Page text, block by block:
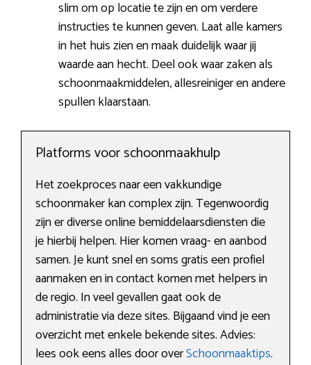
slim om op locatie te zijn en om verdere
instructies te kunnen geven. Laat alle kamers
in het huis zien en maak duidelijk waar jij
waarde aan hecht. Deel ook waar zaken als
schoonmaakmiddelen, allesreiniger en andere
spullen klaarstaan.
Platforms voor schoonmaakhulp
Het zoekproces naar een vakkundige
schoonmaker kan complex zijn. Tegenwoordig
zijn er diverse online bemiddelaarsdiensten die
je hierbij helpen. Hier komen vraag- en aanbod
samen. Je kunt snel en soms gratis een profiel
aanmaken en in contact komen met helpers in
de regio. In veel gevallen gaat ook de
administratie via deze sites. Bijgaand vind je een
overzicht met enkele bekende sites. Advies:
lees ook eens alles door overSchoonmaaktips.